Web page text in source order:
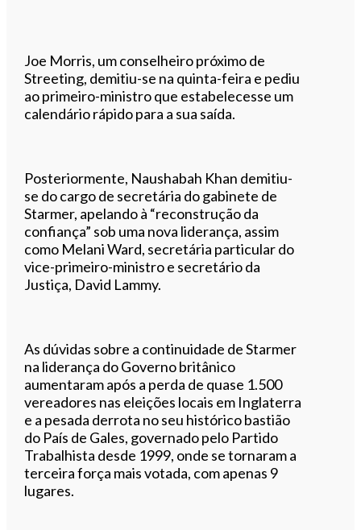
Joe Morris, um conselheiro próximo de
Streeting, demitiu-se na quinta-feira e pediu
ao primeiro-ministro que estabelecesse um
calendário rápido para a sua saída.
Posteriormente, Naushabah Khan demitiu-
se do cargo de secretária do gabinete de
Starmer, apelando à “reconstrução da
confiança” sob uma nova liderança, assim
como Melani Ward, secretária particular do
vice-primeiro-ministro e secretário da
Justiça, David Lammy.
As dúvidas sobre a continuidade de Starmer
na liderança do Governo britânico
aumentaram após a perda de quase 1.500
vereadores nas eleições locais em Inglaterra
e a pesada derrota no seu histórico bastião
do País de Gales, governado pelo Partido
Trabalhista desde 1999, onde se tornaram a
terceira força mais votada, com apenas 9
lugares.